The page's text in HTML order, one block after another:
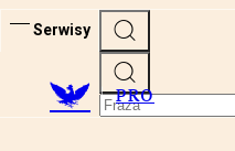
Serwisy
PRO